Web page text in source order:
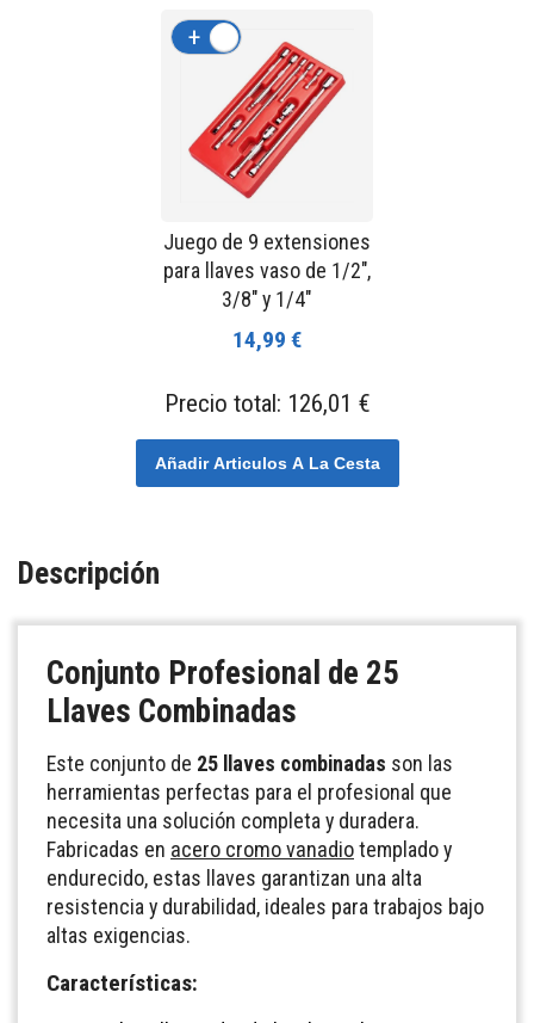
Juego de 9 extensiones
para llaves vaso de 1/2",
3/8" y 1/4"
14,99 €
+ -
Precio total: 126,01 €
Añadir Articulos A La Cesta
Descripción
Conjunto Profesional de 25
Llaves Combinadas
Este conjunto de 25 llaves combinadas son las
herramientas perfectas para el profesional que
necesita una solución completa y duradera.
Fabricadas en acero cromo vanadiotemplado y
endurecido, estas llaves garantizan una alta
resistencia y durabilidad, ideales para trabajos bajo
altas exigencias.
Características: